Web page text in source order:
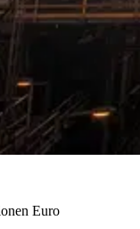
Euro